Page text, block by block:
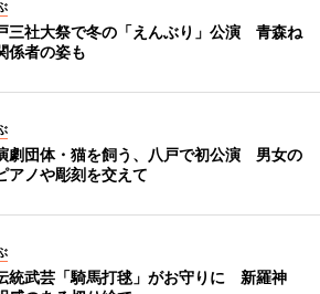
三社大祭で冬の「えんぶり」公演 青森ね
係者の姿も
劇団体・猫を飼う、八戸で初公演 男女の
アノや彫刻を交えて
統武芸「騎馬打毬」がお守りに 新羅神